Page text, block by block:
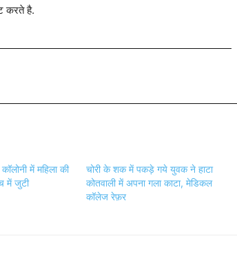
करते है.
में महिला की
में जुटी
चोरी के शक में पकड़े गये युवक ने हाटा
कोतवाली में अपना गला काटा, मेडिकल
कॉलेज रेफ़र